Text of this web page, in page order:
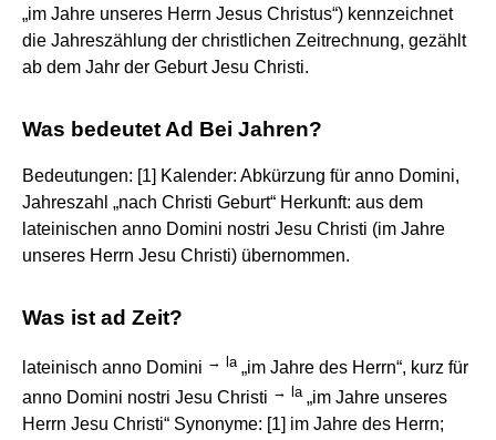
„im Jahre unseres Herrn Jesus Christus“) kennzeichnet
die Jahreszählung der christlichen Zeitrechnung, gezählt
ab dem Jahr der Geburt Jesu Christi.
Was bedeutet Ad Bei Jahren?
Bedeutungen: [1] Kalender: Abkürzung für anno Domini,
Jahreszahl „nach Christi Geburt“ Herkunft: aus dem
lateinischen anno Domini nostri Jesu Christi (im Jahre
unseres Herrn Jesu Christi) übernommen.
Was ist ad Zeit?
lateinisch anno Domini → la„im Jahre des Herrn“, kurz für
anno Domini nostri Jesu Christi → la„im Jahre unseres
Herrn Jesu Christi“ Synonyme: [1] im Jahre des Herrn;